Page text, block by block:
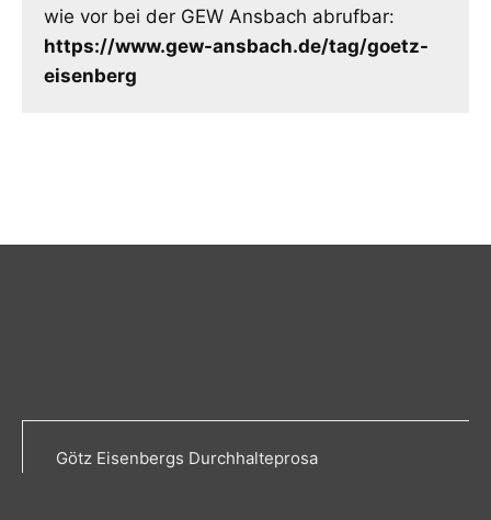
wie vor bei der GEW Ansbach abrufbar:
https://www.gew-ansbach.de/tag/goetz-
eisenberg
Götz Eisenbergs Durchhalteprosa